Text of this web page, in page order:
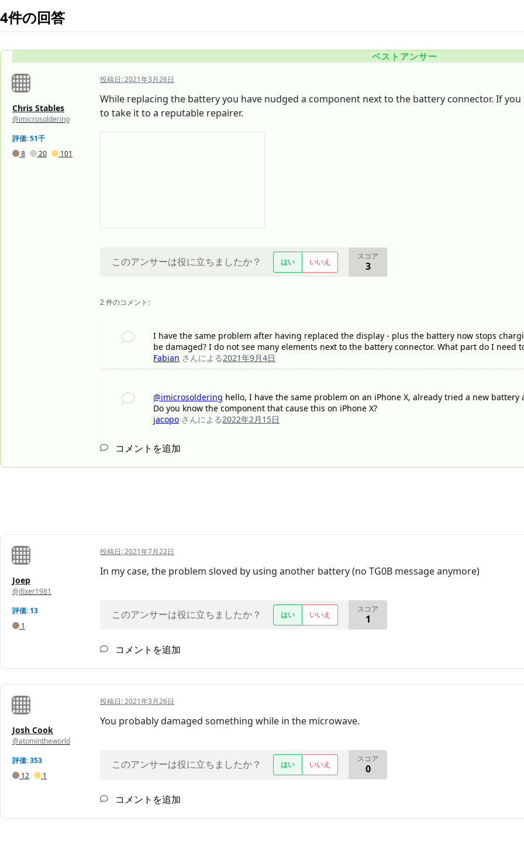
4件の回答
ベストアンサー
Chris Stables
@imicrosoldering
評価: 51千
8
20 101
投稿日:2021年3月26日
While replacing the battery you have nudged a component next to the battery connector. If
to take it to a reputable repairer.
このアンサーは役に立ちましたか？ はい いいえ
スコア
3
2 件のコメント:
I have the same problem after having replaced the display - plus the battery now stops
be damaged? I do not see many elements next to the battery connector. What part do I need
Fabian さんによる2021年9月4日
@imicrosoldering hello, I have the same problem on an iPhone X, already tried a new
Do you know the component that cause this on iPhone X?
jacopo さんによる2022年2月15日
コメントを追加
Joep
@jfixer1981
評価: 13
1
投稿日:2021年7月22日
In my case, the problem sloved by using another battery (no TG0B message anymore)
このアンサーは役に立ちましたか？ はい いいえ
スコア
1
コメントを追加
Josh Cook
@atomintheworld
評価: 353
12
1
投稿日:2021年3月26日
You probably damaged something while in the microwave.
このアンサーは役に立ちましたか？ はい いいえ
スコア
0
コメントを追加